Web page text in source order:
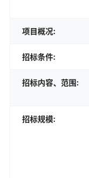
项目概况:
招标条件:
招标内容、范围:
招标规模: